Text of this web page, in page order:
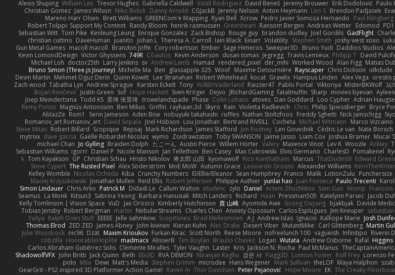
Alexis Shuping William Lee Trevor Hughes Gabriella Caldwell Vasili Rodriguez David Beneš Jeremy Brouwer Erik Dodolović Paulo
Christian Gomez James Wilson Niko Bidoli Danny Arnold CGJackB Jeremy Nelson Anton Heymann Leo S Brendon Padjasek
Mareno Harr Olsen Brett Williams GREENCom'e Mapping Ryan Bell Xcrow Pedro Javier Somoza Hernando Paul Klingberg
Robert Tolppi: Support My Content Randy Bloom henrik rasmussen Greenheart Ransom Bergen Andreas Wetter Edomod
Sebastian Witt Tom Pike Kenleung Leung Enrique Gonzalez Zack Bishop Rouge guy brandon dudley Joel Gordils GadFlight
christian cuttino DaveHuman juanito Johan L Theresa A. Carroll Iain Black Einarr Volatility Stephen Smith joshy west xoxo
Gun Metal Games macoll macoll Brandon Joffe Cory robertson Ember Sage Himeros Sweeper3D Bruno Yudi Daddios Studios
Kevin LomondDesign Victor Ghyssens 749R CGautos Kevin Anderson dusan tomas Jegregg Travis Lemieux Philipp T David
Michael Loh doctor25th Larry Jenkins sv Andrew Lamb Hamad rendered_pixel der_mihi Worked Wood Alan Figg Matias
Bruno Simon (Three.js Journey) Michelle Ma Ben glassapple 325 Woof Maxime Detournière Rayscaper Chris Dickson idkdude
Devin Martin Mehmet Oguz Derin Quinn Kowitt Lee Stranahan Robert Whitehead kocat Grawlix Hampus Linden Alex Vega orestis
Zach wood Tabatha Lyn Andrew Sprague Karsten Eckelt Tony VolkEnVaderland Raizzer47 Pablo Portal Viktoriya MisterBKWolf
Bojan Rončević Justin Green Sof Hope Hackett Sven Kröger Dejvo JRichardGaming fatalmuffin Sharp movies byevan Ayleen
Joep Meindertsma Todd KS 景琦 张景琦 trowelandspade Phase Colin Lohaus atoves Dan Goddard Loo Cypher Adrian
Remy Ponso Magnús Antonsson Ben Milius Griffin rayhaan.3d Skyro Rain Violetta Radkevich Chris Philip Spiessberger Bryce
AblazZe Rom1 Serin Jameson Aden Bise nobuyuki takahashi ruffles Nathan Stoltzfoos Freddy Sghetti Nick Jainschigg
Romanov_art Romanov_art David Sopala Joel Hobson Lou Jonathan Bertrand RIVEILL Cocheta Michael Witmann Marco Vizcaino
Steve Mitas Robert Billard Scopique Repsaj Mark Richardson James Stafford Jim Rodney Len Govednik Cédric Le van Nate Borsch
mytrixx dave garcia Gaëlle Robardet-Nicolas wymo Zoidrawzaton Toby SWANSON Jaime Jasso Liam Cox Joshua Bramer Mucai
michael Chan Jo Gylling Braiden Dolph たこーん Austin Pierce Willem Hörter Valery Maxence Vinot Lev K Woozle Ackley
Sebastian Williams igorrr Daniel P Nicole Manson Jan Tellethon Ben Casey Max Cukrowski Elvis Germano CharlesD Pomakenel
k Tom Kayakson GP Christian Schau Hristo Nikolov 将太郎 山田 kyomawolf Rico Kanthatham Marcus ThatDude69 Edward
Steve Cypert The Rusted Pixel Alex Söderström MoE MoW Autumn Grace Leonardo Grosso Alexander Williams KerriTheWriter
Kelley Womble Nicolas Ocheda Kiba Crunchy Numbers El/Ellie/Eleanor Sean Humphrey Franco Malik LotionZulu Punchersize
Maciej Krzyszkowski Jonathan Mullen Reid Ellis Robert Jefferson Philippe Authier yunlai hao Juan Fonseca Paulo Trecenti
Simon Lindauer Chris Arko Patrick M Didadi Le Callum Walton etudenc zylo Daniel Artem Zhuzhlikov Sam Gao Womp Francois
Seamus La Monk Kitsun3 Sabrina Yeong Barbara Hanusiak Mitch Landers Richard Haan Pressman505 Katelynn Parsec Jacob
Kelly Tomlinson | Vision Space VuD Jaii Orozco Kimberly Hutchinson 貴 山崎 Ayomide Awe Sicong Ouyang bjakbjak Davide
Tobias Jensby Robert Bergman martin NebularStreams Charles Chen Anxiety Opossum Carlos Esplugues Jim Kneuper
Yuliya Ralph Does Stuff EEEEE Jelle sahmkow Scopitones Brad Mellesmoen A J Andrew Islas Ignacio Kalliope Marie Josh
Thomas Elrod ZED ZED James Abney John kivinen Kieran Kuhn Alec Drake Desert Viber MutantMike Carl Glittenberg Martin
Julie Woodcock nic96 Dzät Maxim Krioukov Furkan Kirac Scott North Reese Moore nofreelunch 100 vagueish Infinitipo Riverin
robzilla HonorableHoplite madmacx AlisserB Tim Boylan Braulio Chavez Logan Wutata Andrew Osborne Rafal Higgins
Carlos Abraham Gutiérrez Solis Clemente Miralles Tyler Vaughn Laster Kris Jackson N. Rocha Paul McManus
ShadowolfVFX John Britti Jack Quinn Beth Ebi3D RVA DEMON Niranjan Raghu 경문 서 Flagg3D Lonnon Foster Rolf Frey Lorenzo
polo Mila Dewi Matt's Media Stephen Grimm microdee Hans Wegener Mark Sullivan theLOF Maya Halphon
GearGrit - PS2 inspired 3D Platformer Action Game! Raven Ai Thor Davidsen Peter Pejanović Hope Moore EK The Creaky